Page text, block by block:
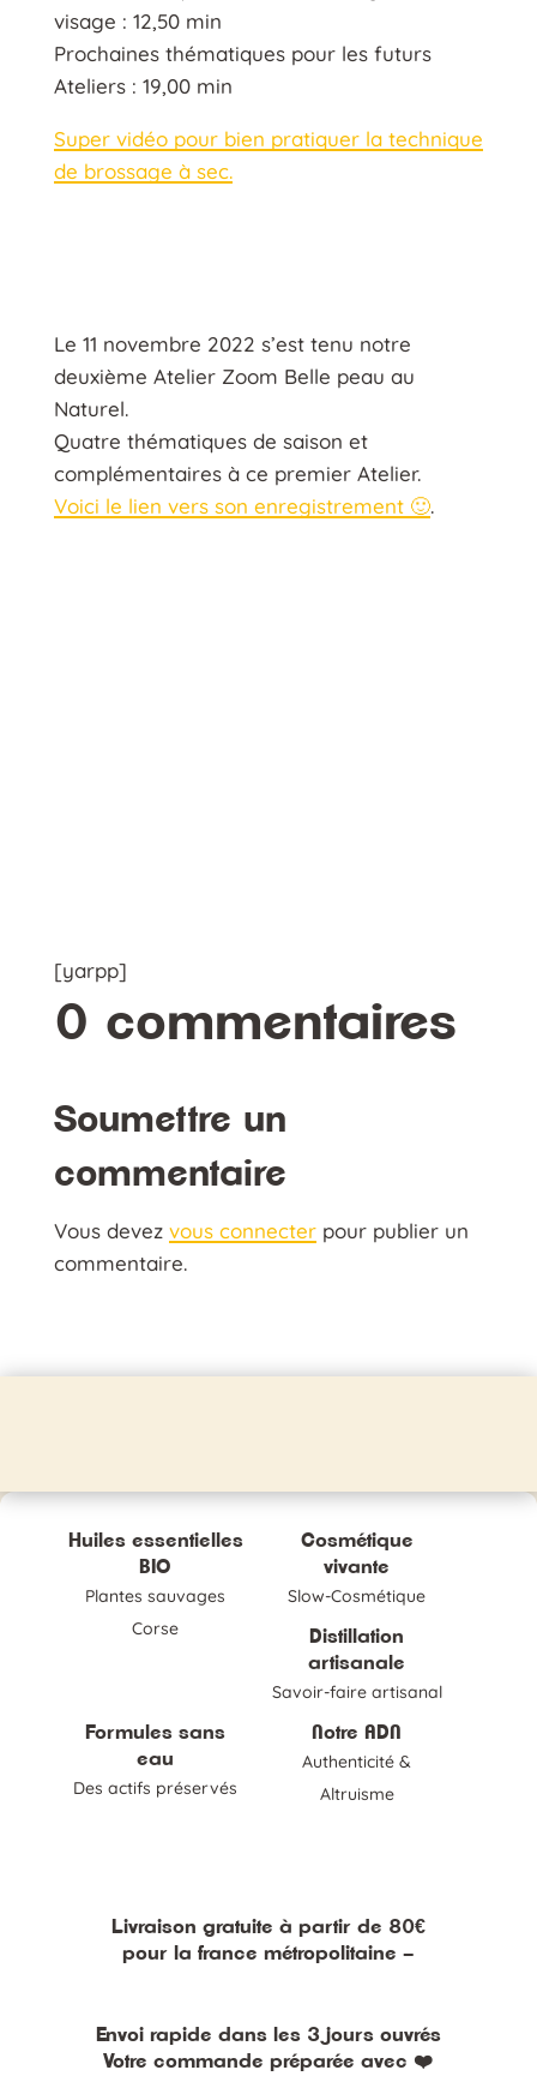
visage : 12,50 min
Prochaines thématiques pour les futurs
Ateliers : 19,00 min
Super vidéo pour bien pratiquer la technique
de brossage à sec.
Le 11 novembre 2022 s’est tenu notre
deuxième Atelier Zoom Belle peau au
Naturel.
Quatre thématiques de saison et
complémentaires à ce premier Atelier.
Voici le lien vers son enregistrement 🙂.
[yarpp]
0 commentaires
Soumettre un
commentaire
Vous devez vous connecterpour publier un
commentaire.
Huiles essentielles
BIO
Plantes sauvages
Corse
Cosmétique
vivante
Slow-Cosmétique
Distillation
artisanale
Savoir-faire artisanal
Formules sans
eau
Des actifs préservés
Notre ADN
Authenticité &
Altruisme
Livraison gratuite à partir de 80€
pour la france métropolitaine –
Envoi rapide dans les 3 jours ouvrés
Votre commande préparée avec ❤️